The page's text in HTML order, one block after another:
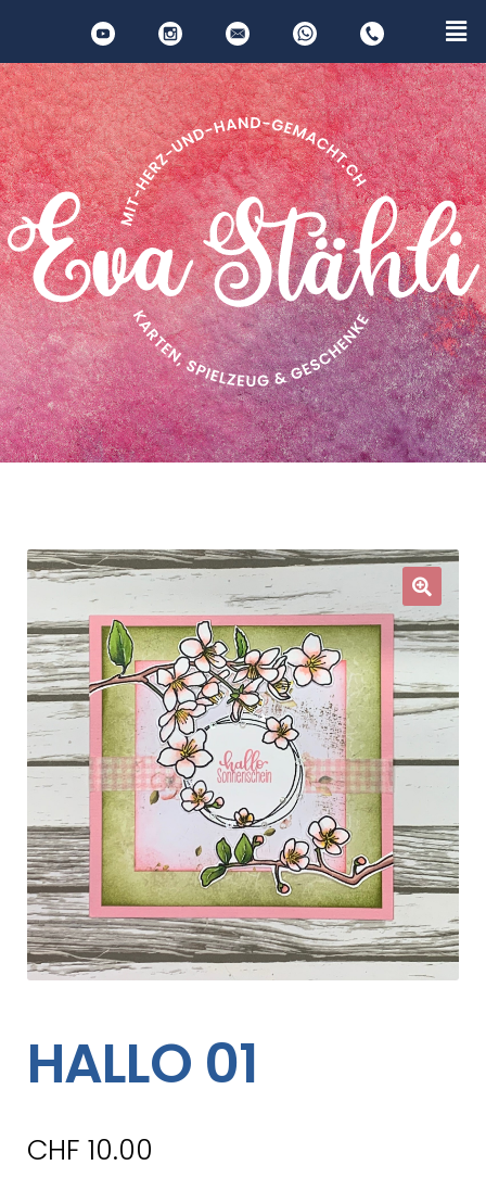
HALLO 01
CHF 10.00